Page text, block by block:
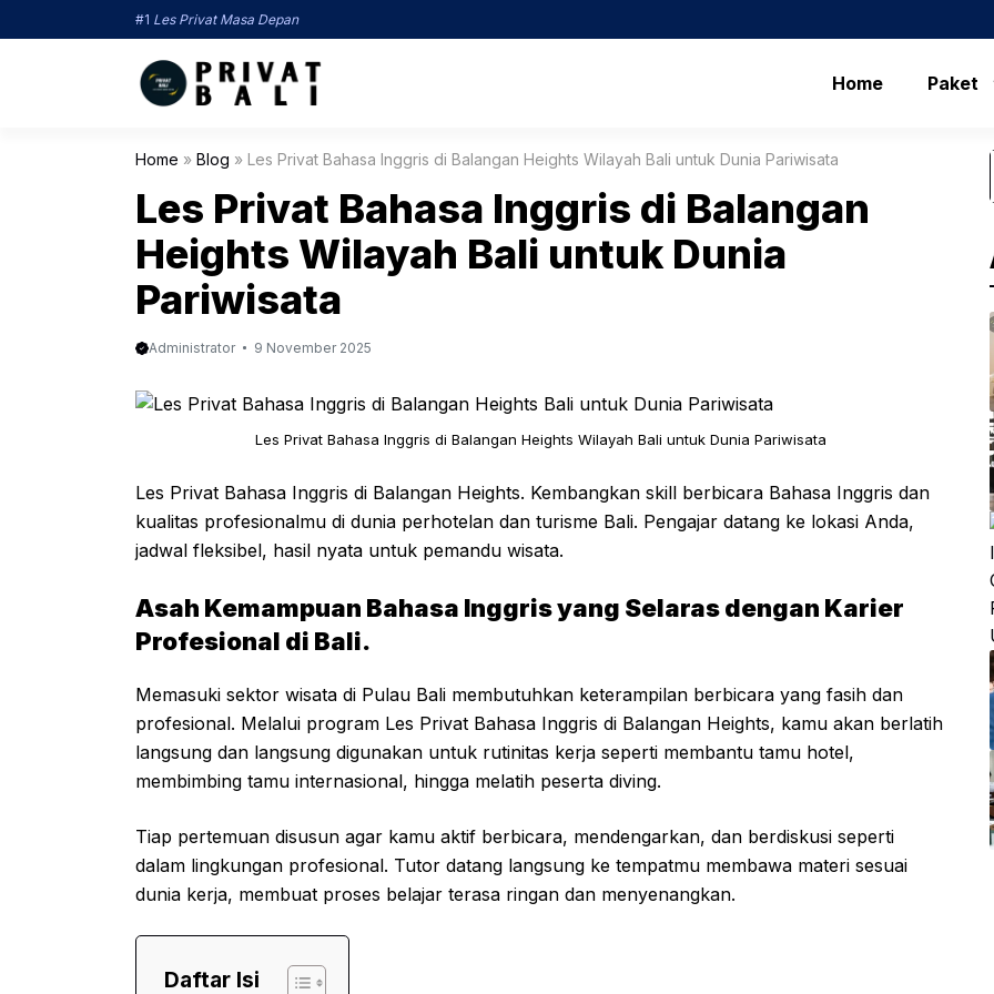
ke
#1 Les Privat Masa Depan
Home Paket
Home » Blog » Les Privat Bahasa Inggris di Balangan Heights Wilayah Bali untuk Dunia Pariwisata
Les Privat Bahasa Inggris di Balangan
Heights Wilayah Bali untuk Dunia
Pariwisata
Administrator 9 November 2025
Les Privat Bahasa Inggris di Balangan Heights Wilayah Bali untuk Dunia Pariwisata
Les Privat Bahasa Inggris di Balangan Heights. Kembangkan skill berbicara Bahasa Inggris dan
kualitas profesionalmu di dunia perhotelan dan turisme Bali. Pengajar datang ke lokasi Anda,
jadwal fleksibel, hasil nyata untuk pemandu wisata.
Asah Kemampuan Bahasa Inggris yang Selaras dengan Karier
Profesional di Bali.
Memasuki sektor wisata di Pulau Bali membutuhkan keterampilan berbicara yang fasih dan
profesional. Melalui program Les Privat Bahasa Inggris di Balangan Heights, kamu akan berlatih
langsung dan langsung digunakan untuk rutinitas kerja seperti membantu tamu hotel,
membimbing tamu internasional, hingga melatih peserta diving.
Tiap pertemuan disusun agar kamu aktif berbicara, mendengarkan, dan berdiskusi seperti
dalam lingkungan profesional. Tutor datang langsung ke tempatmu membawa materi sesuai
dunia kerja, membuat proses belajar terasa ringan dan menyenangkan.
Daftar Isi